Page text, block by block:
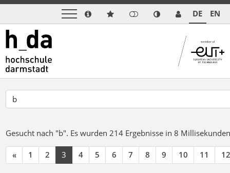
DE EN
Gesucht nach "b". Es wurden 214 Ergebnisse in 8
« 1 2 3 4 5 6 7 8 9 10 11 12